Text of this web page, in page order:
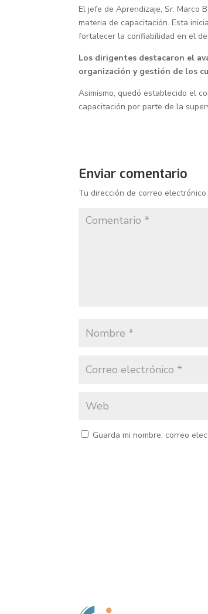
El jefe de Aprendizaje, Sr. Marco
materia de capacitación. Esta
fortalecer la confiabilidad en el
Los dirigentes destacaron el
organización y gestión de los
Asimismo, quedó establecido el
capacitación por parte de la
Enviar comentario
Tu dirección de correo
Guarda mi nombre, correo